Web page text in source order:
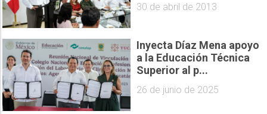
30 de abril de 2013
Inyecta Díaz Mena apoyo
a la Educación Técnica
Superior al p...
26 de junio de 2025